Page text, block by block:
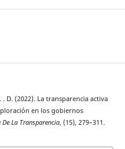
. D. (2022). La transparencia activa
en los gobiernos
La Transparencia, (15), 279–311.